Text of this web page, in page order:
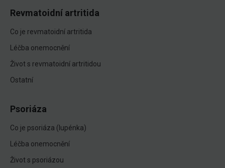
Revmatoidní artritida
Co je revmatoidní artritida
Léčba onemocnění
Život s revmatoidní artritidou
Ostatní
Psoriáza
Co je psoriáza (lupénka)
Léčba onemocnění
Život s psoriázou